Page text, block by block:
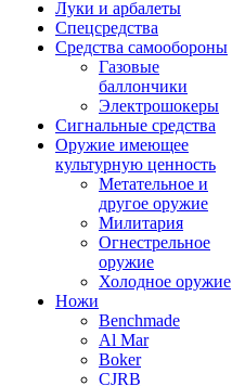
Луки и арбалеты
Спецсредства
Средства самообороны
Газовые
баллончики
Электрошокеры
Сигнальные средства
Оружие имеющее
культурную ценность
Метательное и
другое оружие
Милитария
Огнестрельное
оружие
Холодное оружие
Ножи
Benchmade
Al Mar
Boker
CJRB